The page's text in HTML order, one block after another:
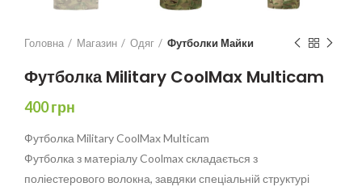
Головна Магазин Одяг Футболки Майки
Футболка Military CoolMax Multicam
400грн
Футболка Military CoolMax Multicam
Футболка з матеріалу Coolmax складається з
поліестерового волокна, завдяки спеціальній структурі